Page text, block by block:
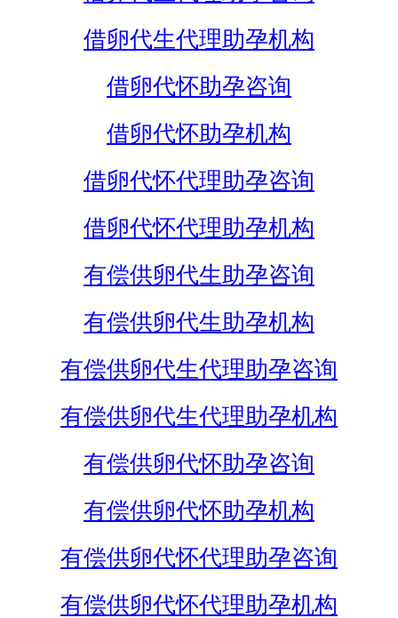
借卵代生代理助孕机构
借卵代怀助孕咨询
借卵代怀助孕机构
借卵代怀代理助孕咨询
借卵代怀代理助孕机构
有偿供卵代生助孕咨询
有偿供卵代生助孕机构
有偿供卵代生代理助孕咨询
有偿供卵代生代理助孕机构
有偿供卵代怀助孕咨询
有偿供卵代怀助孕机构
有偿供卵代怀代理助孕咨询
有偿供卵代怀代理助孕机构